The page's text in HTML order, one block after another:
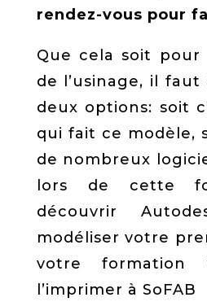
rendez-vous pour
Que cela soit pour
de l’usinage, il
deux options: soit
qui fait ce modèle,
de nombreux
lors de cette
découvrir
modéliser votre
votre formation
l’imprimer à SoFAB